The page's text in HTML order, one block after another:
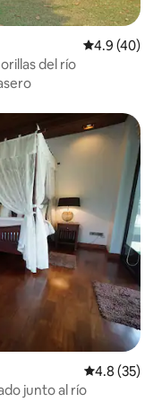
Calificación
4.9 (40)
del río
Calificación
4.8 (35)
junto al río